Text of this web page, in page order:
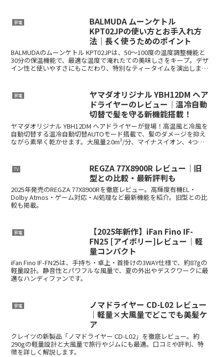
家電
BALMUDA ムーンケトル
KPT02JPの使い方とお手入れ方
法｜長く使うためのポイント
BALMUDAのムーンケトル KPT02JPは、50〜100度の温度調整機能と
30分の保温機能で、最適な温度で淹れたての美味しさをキープ。デザ
イン性と使いやすさにもこだわり、特別なティータイムを演出しま
家電
ヤマダオリジナル YBH12DM ヘア
ドライヤーのレビュー｜温冷自動
切替で髪を守る新機能搭載！
ヤマダオリジナル YBH12DM ヘアドライヤーが登場！高温風と冷風を
自動切替する温冷自動切替AUTOモード搭載で、髪のダメージを抑え
ながら素早く乾かせます。大風量2.0m³/分、マイナスイオン、4つの
TV
REGZA 77X8900R レビュー｜旧
型との比較・最新評判も
2025年発売のREGZA 77X8900Rを徹底レビュー。高輝度有機EL・
Dolby Atmos・ゲーム対応・AI処理など最新機能を紹介。旧型との比
較も掲載。
家電
【2025年新作】iFan Fino IF-
FN25 [アイボリー]レビュー｜軽
量コンパクト
iFan Fino IF-FN25は、手持ち・卓上・首掛けの3WAY仕様で、約87gの
軽量設計。静音性とパワフルな風量で、夏の外出やデスクワークに最
適なハンディファンです。
家電
ノマドライヤー CD-L02 レビュー
｜軽量×大風量でどこでも美髪ケ
ア
クレイツの新製品「ノマドライヤー CD-L02」を徹底レビュー。約
290gの軽量設計と大風量で旅行やジムにも最適。口コミや評判、特
徴を詳しく解説します。